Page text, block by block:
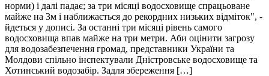
норми) і далі падає; за три місяці водосховище спрацьоване
майже на 3м і наближається до рекордних низьких відміток", -
йдеться у дописі. За останні три місяці рівень самого
водосховища впав майже на три метри. Аби оцінити загрозу
для водозабезпечення громад, представники України та
Молдови спільно інспектували Дністровське водосховище та
Хотинський водозабір. Задля збереження […]